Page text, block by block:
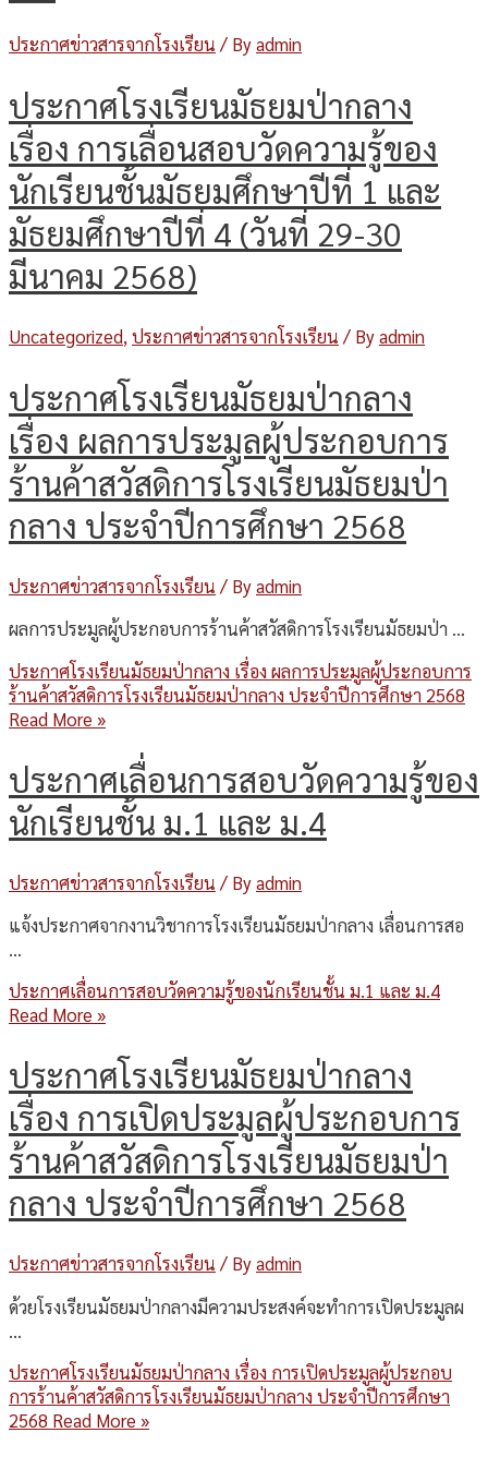
ประกาศข่าวสารจากโรงเรียน / Byadmin
ประกาศโรงเรียนมัธยมป่ากลาง
เรื่อง การเลื่อนสอบวัดความรู้ของ
นักเรียนชั้นมัธยมศึกษาปีที่ 1 และ
มัธยมศึกษาปีที่ 4 (วันที่ 29-30
มีนาคม 2568)
Uncategorized, ประกาศข่าวสารจากโรงเรียน / Byadmin
ประกาศโรงเรียนมัธยมป่ากลาง
เรื่อง ผลการประมูลผู้ประกอบการ
ร้านค้าสวัสดิการโรงเรียนมัธยมป่า
กลาง ประจำปีการศึกษา 2568
ประกาศข่าวสารจากโรงเรียน / Byadmin
ผลการประมูลผู้ประกอบการร้านค้าสวัสดิการโรงเรียนมัธยมป่า …
ประกาศโรงเรียนมัธยมป่ากลาง เรื่อง ผลการประมูลผู้ประกอบการ
ร้านค้าสวัสดิการโรงเรียนมัธยมป่ากลาง ประจำปีการศึกษา 2568
Read More »
ประกาศเลื่อนการสอบวัดความรู้ของ
นักเรียนชั้น ม.1 และ ม.4
ประกาศข่าวสารจากโรงเรียน / Byadmin
แจ้งประกาศจากงานวิชาการโรงเรียนมัธยมป่ากลาง เลื่อนการสอ
…
ประกาศเลื่อนการสอบวัดความรู้ของนักเรียนชั้น ม.1 และ ม.4
Read More »
ประกาศโรงเรียนมัธยมป่ากลาง
เรื่อง การเปิดประมูลผู้ประกอบการ
ร้านค้าสวัสดิการโรงเรียนมัธยมป่า
กลาง ประจำปีการศึกษา 2568
ประกาศข่าวสารจากโรงเรียน / Byadmin
ด้วยโรงเรียนมัธยมป่ากลางมีความประสงค์จะทำการเปิดประมูลผ
…
ประกาศโรงเรียนมัธยมป่ากลาง เรื่อง การเปิดประมูลผู้ประกอบ
การร้านค้าสวัสดิการโรงเรียนมัธยมป่ากลาง ประจำปีการศึกษา
2568 Read More »